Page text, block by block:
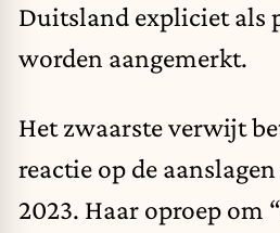
Duitsland expliciet als
worden aangemerkt.
Het zwaarste verwijt
reactie op de
2023. Haar oproep om